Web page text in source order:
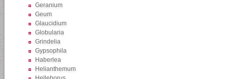
Geranium
Geum
Glaucidium
Globularia
Grindelia
Gypsophila
Haberlea
Helianthemum